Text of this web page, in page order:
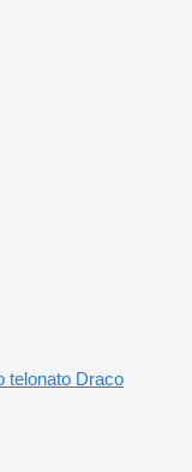
telonato Draco